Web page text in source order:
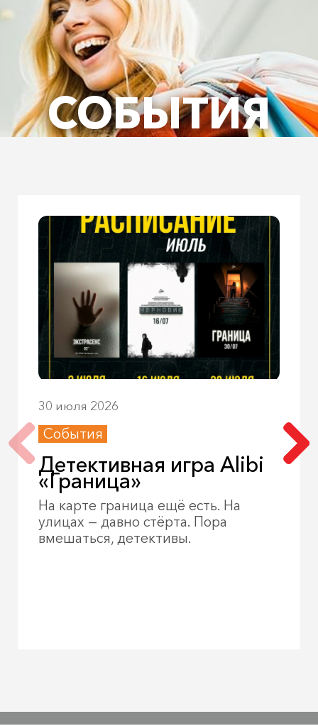
СОБЫТИЯ
30 июля 2026
События
Детективная игра Alibi
«Граница»
На карте граница ещё есть. На
улицах — давно стёрта. Пора
вмешаться, детективы.